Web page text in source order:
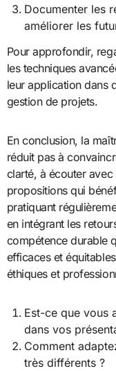
Documenter les
améliorer les
Pour approfondir,
les techniques
leur application dans
gestion de projets.
En conclusion, la
réduit pas à
clarté, à écouter
propositions qui
pratiquant
en intégrant les
compétence durable
efficaces et
éthiques et
Est-ce que vous
dans vos
Comment
très différents ?